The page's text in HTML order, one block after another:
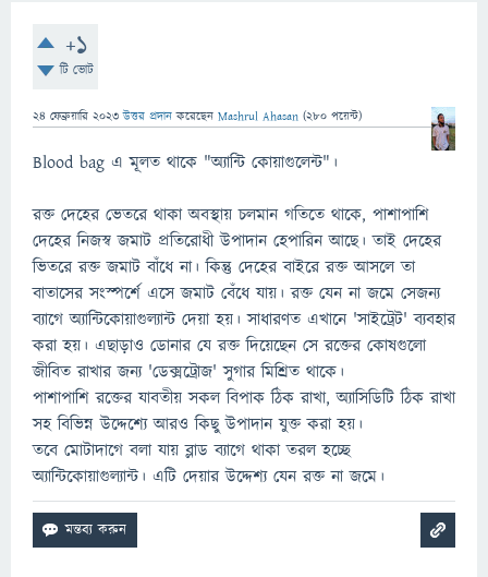
+1
টি ভোট
24 ফেব্রুয়ারি 2023 উত্তর প্রদান করেছেন Mashrul Ahasan (280 পয়েন্ট)
Blood bag এ মূলত থাকে "অ্যান্টি কোয়াগুলেন্ট"।
রক্ত দেহের ভেতরে থাকা অবস্থায় চলমান গতিতে থাকে, পাশাপাশি
দেহের নিজস্ব জমাট প্রতিরোধী উপাদান হেপারিন আছে। তাই দেহের
ভিতরে রক্ত জমাট বাঁধে না। কিন্তু দেহের বাইরে রক্ত আসলে তা
বাতাসের সংস্পর্শে এসে জমাট বেঁধে যায়। রক্ত যেন না জমে সেজন্য
ব্যাগে অ্যান্টিকোয়াগুল্যান্ট দেয়া হয়। সাধারণত এখানে 'সাইট্রেট' ব্যবহার
করা হয়। এছাড়াও ডোনার যে রক্ত দিয়েছেন সে রক্তের কোষগুলো
জীবিত রাখার জন্য 'ডেক্সট্রোজ' সুগার মিশ্রিত থাকে।
পাশাপাশি রক্তের যাবতীয় সকল বিপাক ঠিক রাখা, অ্যাসিডিটি ঠিক রাখা
সহ বিভিন্ন উদ্দেশ্যে আরও কিছু উপাদান যুক্ত করা হয়।
তবে মোটাদাগে বলা যায় ব্লাড ব্যাগে থাকা তরল হচ্ছে
অ্যান্টিকোয়াগুল্যান্ট। এটি দেয়ার উদ্দেশ্য যেন রক্ত না জমে।